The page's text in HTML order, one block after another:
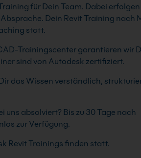
für Dein Team. Dabei erfolgen
Dein Revit Training nach
statt.
Trainingscenter garantieren wir
sind von Autodesk zertifiziert.
das Wissen verständlich,
uns absolviert? Bis zu 30 Tage nach
zur Verfügung.
Revit Trainings finden statt.